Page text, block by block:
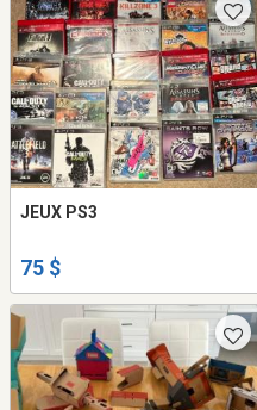
JEUX PS3
75 $